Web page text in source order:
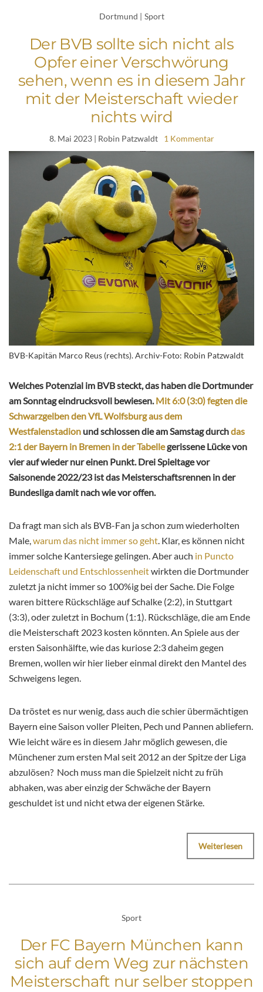
Dortmund Sport
Der BVB sollte sich nicht als
Opfer einer Verschwörung
sehen, wenn es in diesem Jahr
mit der Meisterschaft wieder
nichts wird
8. Mai 2023| Robin Patzwaldt 1 Kommentar
BVB-Kapitän Marco Reus (rechts). Archiv-Foto: Robin Patzwaldt
Welches Potenzial im BVB steckt, das haben die Dortmunder
am Sonntag eindrucksvoll bewiesen. Mit 6:0 (3:0) fegten die
Schwarzgelben den VfL Wolfsburg aus dem
Westfalenstadion und schlossen die am Samstag durchdas
2:1 der Bayern in Bremen in der Tabellegerissene Lücke von
vier auf wieder nur einen Punkt. Drei Spieltage vor
Saisonende 2022/23 ist das Meisterschaftsrennen in der
Bundesliga damit nach wie vor offen.
Da fragt man sich als BVB-Fan ja schon zum wiederholten
Male, warum das nicht immer so geht . Klar, es können nicht
immer solche Kantersiege gelingen. Aber auch in Puncto
Leidenschaft und Entschlossenheitwirkten die Dortmunder
zuletzt ja nicht immer so 100%ig bei der Sache. Die Folge
waren bittere Rückschläge auf Schalke (2:2), in Stuttgart
(3:3), oder zuletzt in Bochum (1:1). Rückschläge, die am Ende
die Meisterschaft 2023 kosten könnten. An Spiele aus der
ersten Saisonhälfte, wie das kuriose 2:3 daheim gegen
Bremen, wollen wir hier lieber einmal direkt den Mantel des
Schweigens legen.
Da tröstet es nur wenig, dass auch die schier übermächtigen
Bayern eine Saison voller Pleiten, Pech und Pannen abliefern.
Wie leicht wäre es in diesem Jahr möglich gewesen, die
Münchener zum ersten Mal seit 2012 an der Spitze der Liga
abzulösen? Noch muss man die Spielzeit nicht zu früh
abhaken, was aber einzig der Schwäche der Bayern
geschuldet ist und nicht etwa der eigenen Stärke.
Weiterlesen
Sport
Der FC Bayern München kann
sich auf dem Weg zur nächsten
Meisterschaft nur selber stoppen